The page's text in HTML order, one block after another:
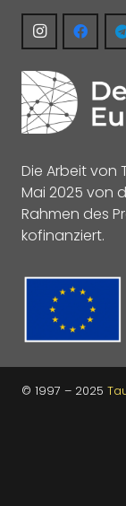
Die Arbeit von
Mai 2025 von
Rahmen des
kofinanziert.
© 1997 – 2025